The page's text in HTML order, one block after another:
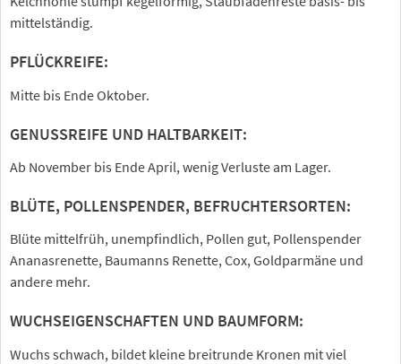
mittelständig.
PFLÜCKREIFE:
Mitte bis Ende Oktober.
GENUSSREIFE UND HALTBARKEIT:
Ab November bis Ende April, wenig Verluste am Lager.
BLÜTE, POLLENSPENDER, BEFRUCHTERSORTEN:
Blüte mittelfrüh, unempfindlich, Pollen gut, Pollenspender
Ananasrenette, Baumanns Renette, Cox, Goldparmäne und
andere mehr.
WUCHSEIGENSCHAFTEN UND BAUMFORM:
Wuchs schwach, bildet kleine breitrunde Kronen mit viel